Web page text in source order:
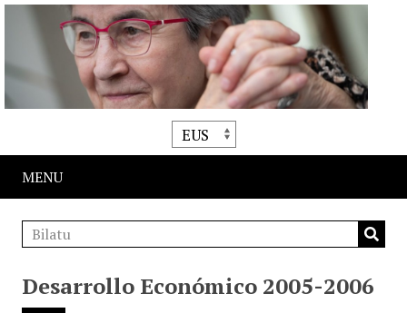
MENU
Desarrollo Económico 2005-2006